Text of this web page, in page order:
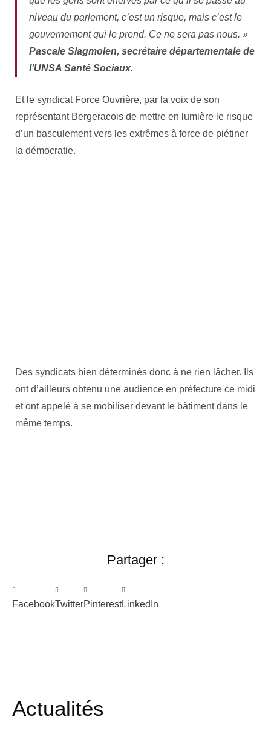
niveau du parlement, c’est un risque, mais c’est le
gouvernement qui le prend. Ce ne sera pas nous. »
Pascale Slagmolen, secrétaire départementale de
l’UNSA Santé Sociaux.
Et le syndicat Force Ouvrière, par la voix de son
représentant Bergeracois de mettre en lumière le risque
d’un basculement vers les extrêmes à force de piétiner
la démocratie.
Des syndicats bien déterminés donc à ne rien lâcher. Ils
ont d’ailleurs obtenu une audience en préfecture ce midi
et ont appelé à se mobiliser devant le bâtiment dans le
même temps.
Partager :
FacebookTwitterPinterestLinkedIn
Actualités